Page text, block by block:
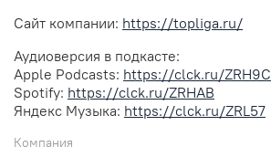
Сайт компании: https://topliga.ru/
Аудиоверсия в подкасте:
Apple Podcasts: https://clck.ru/ZRH9C
Spotify: https://clck.ru/ZRHAB
Яндекс Музыка: https://clck.ru/ZRL57
Компания